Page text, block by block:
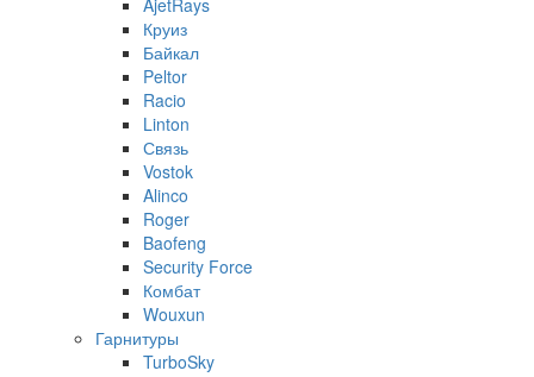
Круиз
Байкал
Peltor
Racio
Linton
Связь
Vostok
Alinco
Roger
Baofeng
Security Force
Комбат
Wouxun
Гарнитуры
TurboSky